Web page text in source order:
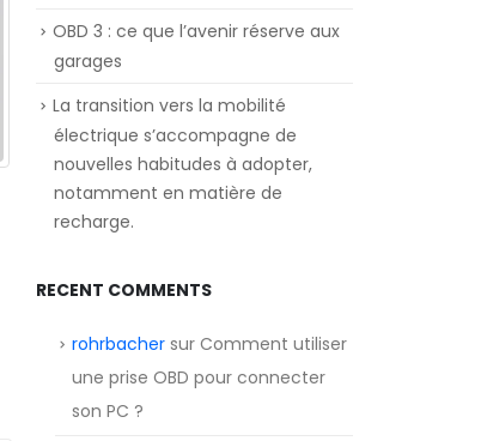
OBD 3 : ce que l’avenir réserve aux
garages
La transition vers la mobilité
électrique s’accompagne de
nouvelles habitudes à adopter,
notamment en matière de
recharge.
RECENT COMMENTS
rohrbacher sur Comment utiliser
une prise OBD pour connecter
son PC ?